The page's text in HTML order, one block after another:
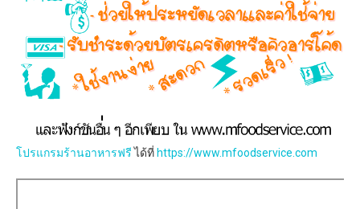
โปรแกรมร้านอาหารฟรีได้ที่ https://www.mfoodservice.com